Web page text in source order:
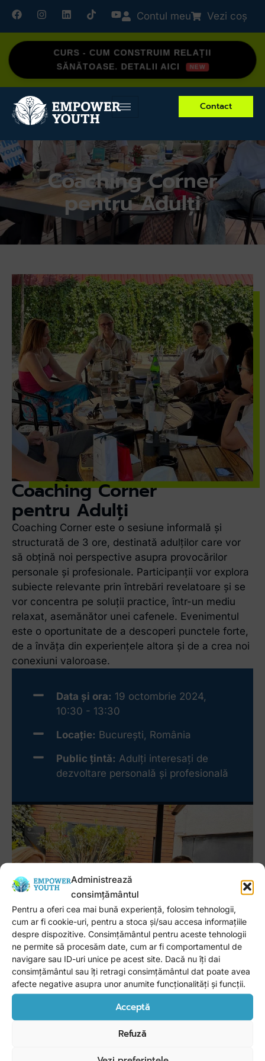
Administrează
consimțământul
Pentru a oferi cea mai bună experiență, folosim tehnologii,
cum ar fi cookie-uri, pentru a stoca și/sau accesa informațiile
despre dispozitive. Consimțământul pentru aceste tehnologii
ne permite să procesăm date, cum ar fi comportamentul de
navigare sau ID-uri unice pe acest site. Dacă nu îți dai
consimțământul sau îți retragi consimțământul dat poate avea
afecte negative asupra unor anumite funcționalități și funcții.
Acceptă
Refuză
Contul meu Vezi coș
CURS - CUM CONSTRUIM RELAȚII
SĂNĂTOASE. DETALII AICI
Contact
Coaching Corner
pentru Adulți
Coaching Corner
pentru Adulți
Coaching Corner este o sesiune informală și
structurată de 3 ore, destinată adulților care vor
să obțină noi perspective asupra provocărilor
personale și profesionale. Participanții vor explora
subiecte relevante prin întrebări revelatoare și se
vor concentra pe soluții practice, într-un mediu
relaxat, asemănător unei cafenele. Evenimentul
este o oportunitate de a descoperi punctele forte,
de a învăța din experiențele altora și de a crea noi
conexiuni valoroase.
Data și ora: 19 octombrie 2024,
10:30 - 13:30
Locație: București, România
Public țintă: Adulți interesați de
dezvoltare personală și profesională
Participare
Cost150 RON , TVA inclus, cu înscriere
prealabilă.
Costul nu include consumația, aceasta se
va achita personal la locație.
Cere detalii